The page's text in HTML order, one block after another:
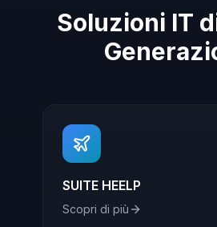
Soluzioni IT
SUITE HEELP
Scopri di più